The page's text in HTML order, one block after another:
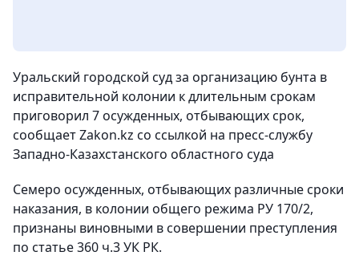
Уральский городской суд за организацию бунта в
исправительной колонии к длительным срокам
приговорил 7 осужденных, отбывающих срок,
сообщает Zakon.kz со ссылкой на пресс-службу
Западно-Казахстанского областного суда
Семеро осужденных, отбывающих различные сроки
наказания, в колонии общего режима РУ 170/2,
признаны виновными в совершении преступления
по статье 360 ч.3 УК РК.